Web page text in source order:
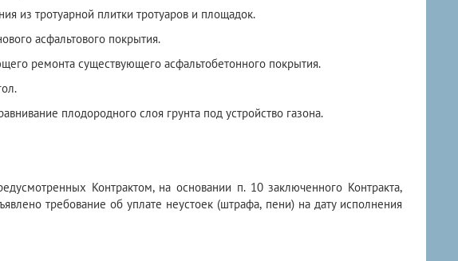
из тротуарной плитки тротуаров и площадок.
асфальтового покрытия.
ремонта существующего асфальтобетонного покрытия.
плодородного слоя грунта под устройство газона.
Контрактом, на основании п. 10 заключенного Контракта,
требование об уплате неустоек (штрафа, пени) на дату исполнения